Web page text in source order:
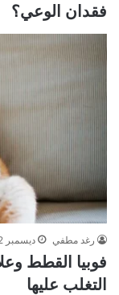
فقدان الوعي؟
رغد مطفي ديسمبر 2, 2023
فوبيا القطط
التغلب عليها